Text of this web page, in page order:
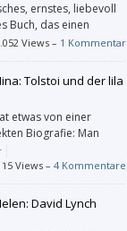
ernstes, liebevoll
Buch, das einen
zu einem
seine Einzigartigkeit
Views – 1 Kommentar
Tolstoi und der lila
etwas von einer
Biografie: Man
von Sankovitch, lernt
Und man
was ich als
würde.
Views – 4 Kommentare
David Lynch